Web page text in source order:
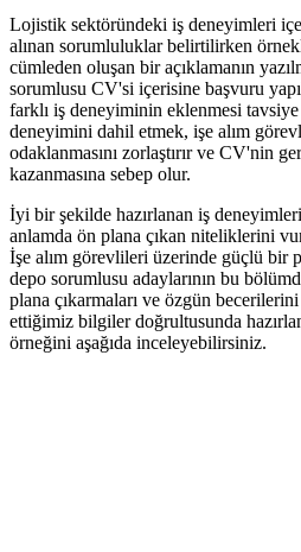
Lojistik sektöründeki iş deneyimleri
alınan sorumluluklar belirtilirken
cümleden oluşan bir açıklamanın
sorumlusu CV'si içerisine başvuru
farklı iş deneyiminin eklenmesi
deneyimini dahil etmek, işe alım
odaklanmasını zorlaştırır ve CV'nin
kazanmasına sebep olur.
İyi bir şekilde hazırlanan iş
anlamda ön plana çıkan niteliklerini
İşe alım görevlileri üzerinde güçlü bir
depo sorumlusu adaylarının bu
plana çıkarmaları ve özgün
ettiğimiz bilgiler doğrultusunda
örneğini aşağıda inceleyebilirsiniz.